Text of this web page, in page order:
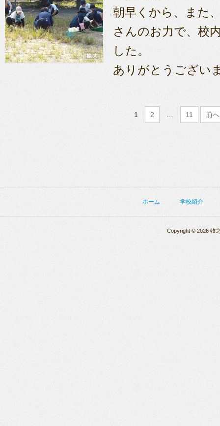
朝早くから、また
さんのお力で、校
した。
ありがとうござい
1 2 11 前へ
ホーム 学校紹介
Copyright © 2026 牧